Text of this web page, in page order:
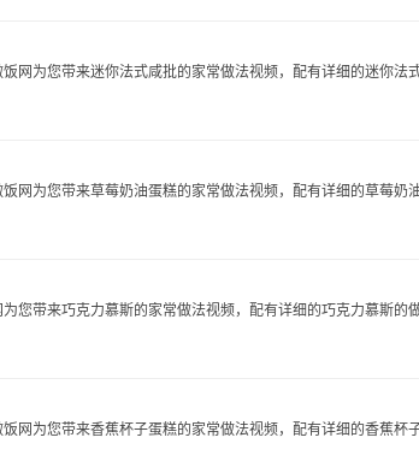
网为您带来迷你法式咸批的家常做法视频，配有详细的迷你法
网为您带来草莓奶油蛋糕的家常做法视频，配有详细的草莓奶
您带来巧克力慕斯的家常做法视频，配有详细的巧克力慕斯的
网为您带来香蕉杯子蛋糕的家常做法视频，配有详细的香蕉杯